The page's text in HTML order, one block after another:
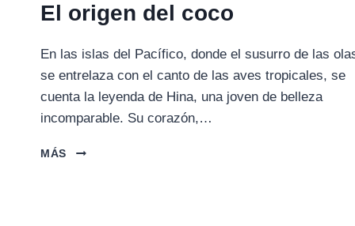
El origen del coco
En las islas del Pacífico, donde el susurro de las
se entrelaza con el canto de las aves tropicales, se
cuenta la leyenda de Hina, una joven de belleza
incomparable. Su corazón,…
MÁS
EL